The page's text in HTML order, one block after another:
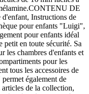
DE
Instructions de
pour enfants "Luigi",
pour enfants idéal
petit en toute sécurité. Sa
les chambres d'enfants et
pour les
tous les accessoires de
également de
de la collection,